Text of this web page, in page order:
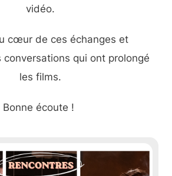
vidéo.
cœur de ces échanges et
conversations qui ont prolongé
les films.
Bonne écoute !